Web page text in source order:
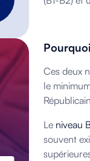
Ces deux
le
Le niveau
souvent